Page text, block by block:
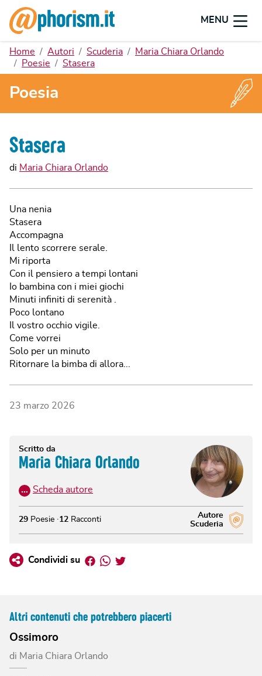
MENU
Home Autori Scuderia
Maria Chiara Orlando
Poesie
Stasera
Poesia
Stasera
di Maria Chiara Orlando
Una nenia
Stasera
Accompagna
Il lento scorrere serale.
Mi riporta
Con il pensiero a tempi lontani
Io bambina con i miei giochi
Minuti infiniti di serenità .
Poco lontano
Il vostro occhio vigile.
Come vorrei
Solo per un minuto
Ritornare la bimba di allora...
23 marzo 2026
Scritto da
Maria Chiara Orlando
… Scheda autore
Autore
Scuderia
29 Poesie 12 Racconti
Condividi su Facebook
Whatsapp
Twitter
Altri contenuti che potrebbero piacerti
Ossimoro
di Maria Chiara Orlando